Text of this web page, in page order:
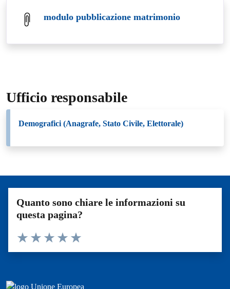
modulo pubblicazione matrimonio
Ufficio responsabile
Demografici (Anagrafe, Stato Civile, Elettorale)
Quanto sono chiare le informazioni su
questa pagina?